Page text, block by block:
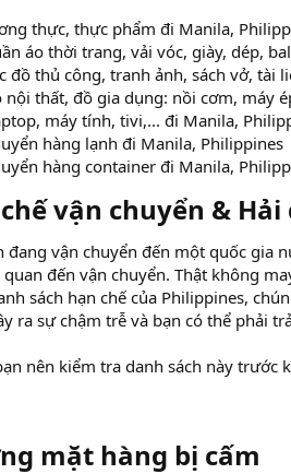
thực, thực phẩm đi Manila,
áo thời trang, vải vóc, giày, dép,
đồ thủ công, tranh ảnh, sách vở, tài
nội thất, đồ gia dụng: nồi cơm, máy
máy tính, tivi,... đi Manila,
hàng lạnh đi Manila, Philippines
hàng container đi Manila,
vận chuyển &
đang vận chuyển đến một quốc gia
đến vận chuyển. Thật không
sách hạn chế của Philippines,
ra sự chậm trễ và bạn có thể phải
nên kiểm tra danh sách này trước
mặt hàng bị cấm​